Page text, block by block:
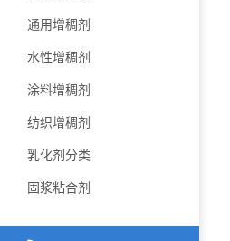
通用增稠剂
水性增稠剂
涂料增稠剂
纺织增稠剂
乳化剂分类
固浆粘合剂